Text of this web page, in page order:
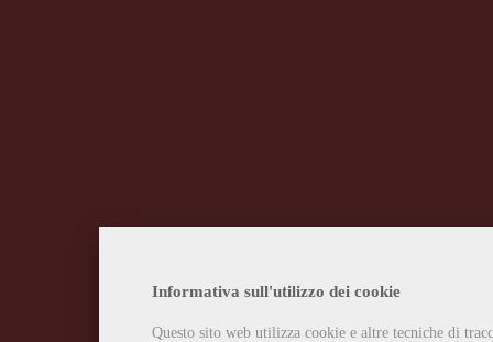
Informativa sull'utilizzo dei cookie
Questo sito web utilizza cookie e altre tecniche di